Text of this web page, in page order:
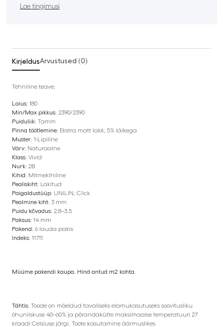
Loe tingimusi
KirjeldusArvustused (0)
Tehniline teave:
Laius: 180
Min/Max pikkus: 2390/2390
Puiduliik: Tamm
Pinna töötlemine: Ekstra matt lakk, 5% läikega
Muster: 1-Lipiline
Värv: Naturaalne
Klass: Vivid
Nurk: 2B
Kihid: Mitmekihiline
Pealiskiht: Lakitud
Paigaldustüüp: UNILIN, Click
Pealmine kiht: 3 mm
Puidu kõvadus: 2.8–3.5
Paksus: 14 mm
Pakend: 6 lauda pakis
Indeks: 11711
Müüme pakendi kaupa. Hind antud m2 kohta.
Tähtis: Toode on mõeldud tavaliseks elamukasutuseks soovitusliku
õhuniiskuse 40–60% ja põrandakütte maksimaalse temperatuuri 27
kraadi Celsiuse järgi. Toote kasutamine äärmuslikes